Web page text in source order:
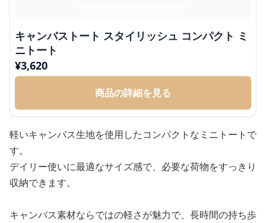
キャンバストート スタイリッシュ コンパクト ミ
ニトート
¥3,620
商品の詳細を見る
軽いキャンバス生地を使用したコンパクトなミニトートで
す。
デイリー使いに最適なサイズ感で、必要な荷物をすっきり
収納できます。
キャンバス素材ならではの軽さが魅力で、長時間の持ち歩